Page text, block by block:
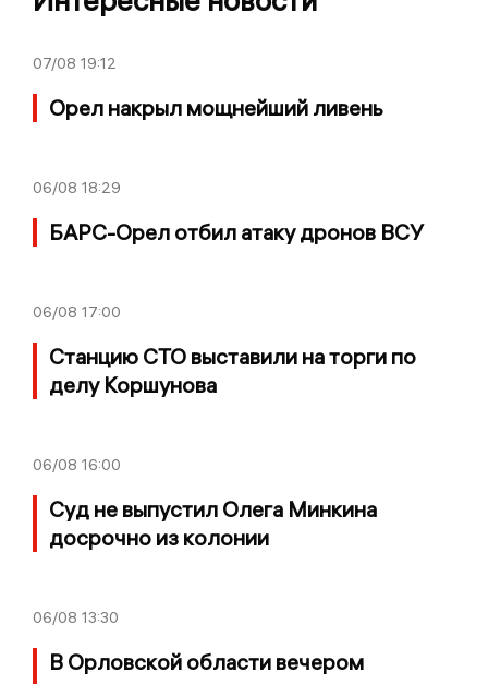
07/08 19:12
Орел накрыл мощнейший ливень
06/08 18:29
БАРС-Орел отбил атаку дронов ВСУ
06/08 17:00
Станцию СТО выставили на торги по
делу Коршунова
06/08 16:00
Суд не выпустил Олега Минкина
досрочно из колонии
06/08 13:30
В Орловской области вечером